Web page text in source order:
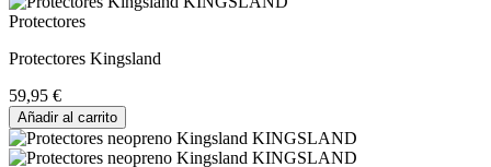
Protectores
Protectores Kingsland
59,95 €
Añadir al carrito